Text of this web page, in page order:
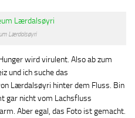
Lærdalsøyri
wird virulent. Also ab zum
und ich suche das
Lærdalsøyri hinter dem Fluss. Bin
gar nicht vom Lachsfluss
Aber egal, das Foto ist gemacht.